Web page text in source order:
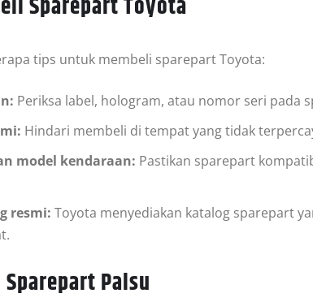
Sparepart Toyota
tips untuk membeli sparepart Toyota:
Periksa label, hologram, atau nomor seri pada
Hindari membeli di tempat yang tidak
model kendaraan: Pastikan sparepart
resmi: Toyota menyediakan katalog sparepart
Sparepart Palsu